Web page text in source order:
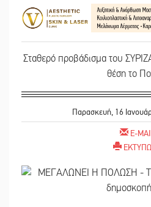
Σταθερό προβάδισμα του
θέση το
Παρασκευή, 16
E-